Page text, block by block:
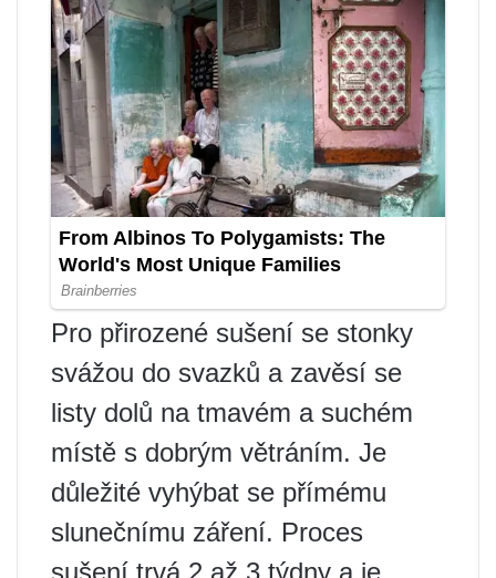
Pro přirozené sušení se stonky
svážou do svazků a zavěsí se
listy dolů na tmavém a suchém
místě s dobrým větráním. Je
důležité vyhýbat se přímému
slunečnímu záření. Proces
sušení trvá 2 až 3 týdny a je